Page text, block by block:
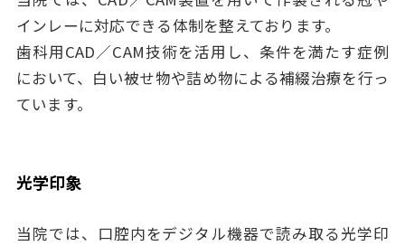
インレーに対応できる体制を整えております。
歯科用CAD／CAM技術を活用し、条件を満たす症例
において、白い被せ物や詰め物による補綴治療を行っ
ています。
光学印象
当院では、口腔内をデジタル機器で読み取る光学印